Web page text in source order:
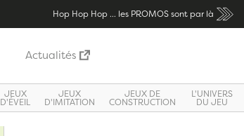
Hop Hop Hop ... les PROMOS sont par là
Actualités
JEUX
D'ÉVEIL
JEUX
D'IMITATION
JEUX DE
CONSTRUCTION
L'UNIVERS
DU JEU